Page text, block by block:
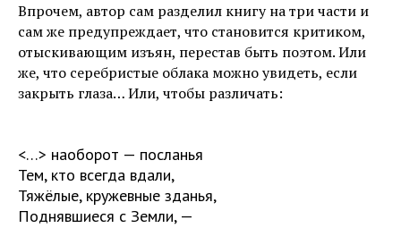
Впрочем, автор сам разделил книгу на три части и
сам же предупреждает, что становится критиком,
отыскивающим изъян, перестав быть поэтом. Или
же, что серебристые облака можно увидеть, если
закрыть глаза… Или, чтобы различать:
<…> наоборот — посланья
Тем, кто всегда вдали,
Тяжёлые, кружевные зданья,
Поднявшиеся с Земли, —